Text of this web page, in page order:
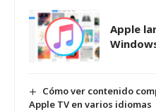
Apple
Cómo ver contenido
Apple TV en varios idiomas